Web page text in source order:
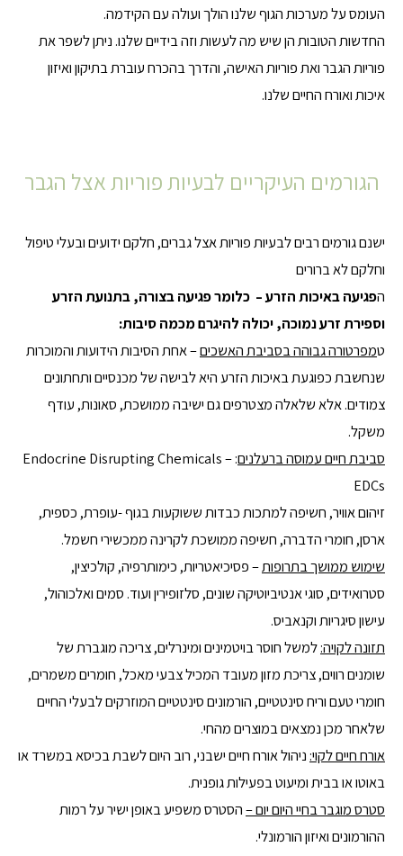
העומס על מערכות הגוף שלנו הולך ועולה עם הקידמה.
החדשות הטובות הן שיש מה לעשות וזה בידיים שלנו. ניתן לשפר את
פוריות הגבר ואת פוריות האישה, והדרך בהכרח עוברת בתיקון ואיזון
איכות ואורח החיים שלנו.
הגורמים העיקריים לבעיות פוריות אצל הגבר
ישנם גורמים רבים לבעיות פוריות אצל גברים, חלקם ידועים ובעלי טיפול
וחלקם לא ברורים
הפגיעה באיכות הזרע – כלומר פגיעה בצורה, בתנועת הזרע
וספירת זרע נמוכה, יכולה להיגרם מכמה סיבות:
טמפרטורה גבוהה בסביבת האשכים– אחת הסיבות הידועות והמוכרות
שנחשבת כפוגעת באיכות הזרע היא לבישה של מכנסיים ותחתונים
צמודים. אלא שלאלה מצטרפים גם ישיבה ממושכת, סאונות, עודף
משקל.
סביבת חיים עמוסה ברעלנים:
Endocrine Disrupting Chemicals –
EDCs
זיהום אוויר, חשיפה למתכות כבדות ששוקעות בגוף -עופרת, כספית,
ארסן, חומרי הדברה, חשיפה ממושכת לקרינה ממכשירי חשמל.
שימוש ממושך בתרופות– פסיכיאטריות, כימותרפיה, קולכיצין,
סטרואידים, סוגי אנטיביוטיקה שונים, סלזופירין ועוד. סמים ואלכוהול,
עישון סיגריות וקנאביס.
תזונה לקויה:למשל חוסר בויטמינים ומינרלים, צריכה מוגברת של
שומנים רווים, צריכת מזון מעובד המכיל צבעי מאכל, חומרים משמרים,
חומרי טעם וריח סינטטיים, הורמונים סינטטיים המוזרקים לבעלי החיים
שלאחר מכן נמצאים במוצרים מהחי.
אורח חיים לקוי: ניהול אורח חיים ישבני, רוב היום לשבת בכיסא במשרד או
באוטו או בבית ומיעוט בפעילות גופנית.
סטרס מוגברבחיי היום יום –הסטרס משפיע באופן ישיר על רמות
ההורמונים ואיזון הורמונלי.